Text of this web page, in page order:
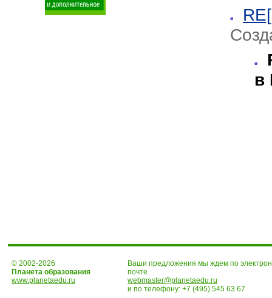
в
© 2002-2026
Планета образования
www.planetaedu.ru
Ваши предложения мы ждем по
почте
webmaster@planetaedu.ru
и по телефону: +7 (495) 545 63 67